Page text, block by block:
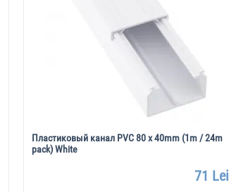
Пластиковый канал PVC 80 х 40mm (1m / 24m
pack) White
71 Lei